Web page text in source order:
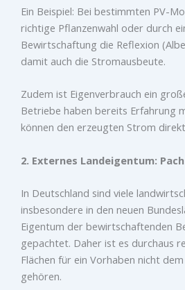
Ein Beispiel: Bei bestimmten PV-
richtige Pflanzenwahl oder durch
Bewirtschaftung die Reflexion
damit auch die Stromausbeute.
Zudem ist Eigenverbrauch ein
Betriebe haben bereits Erfahrung
können den erzeugten Strom
2. Externes Landeigentum:
In Deutschland sind viele
insbesondere in den neuen
Eigentum der bewirtschaftenden
gepachtet. Daher ist es durchaus
Flächen für ein Vorhaben nicht
gehören.